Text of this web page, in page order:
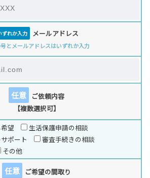
ずれか入力 メールアドレス
とメールアドレスはいずれか入力
任意
ご依頼内容
【複数選択可】
望
生活保護申請の相談
ポート
審査手続きの相談
その他
任意
ご希望の間取り